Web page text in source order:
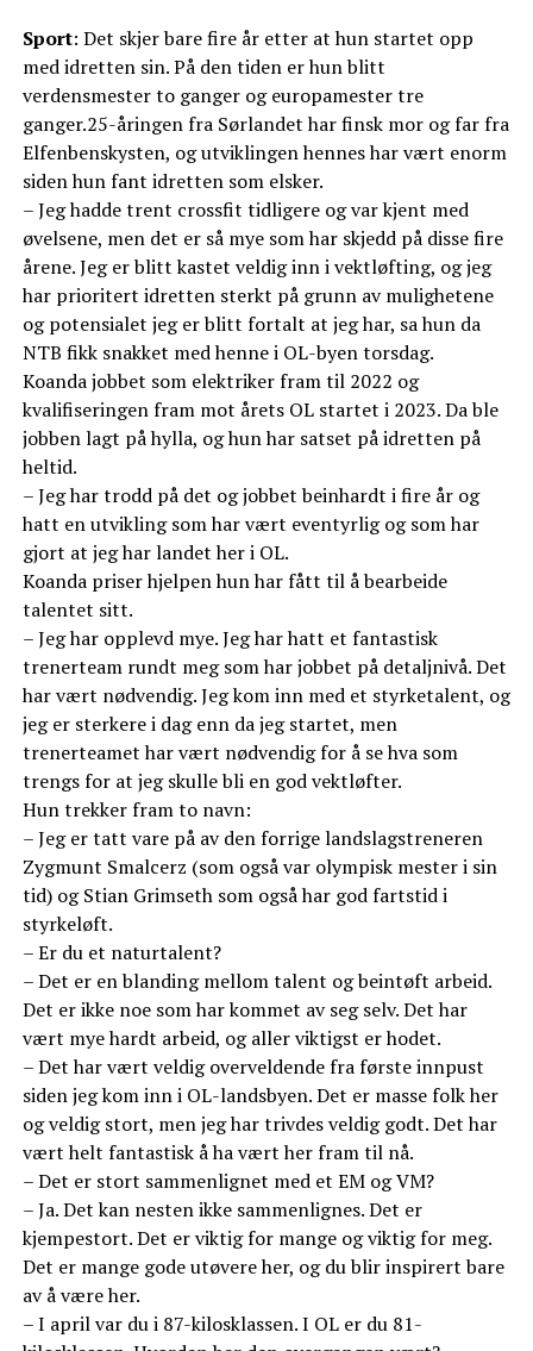
Sport: Det skjer bare fire år etter at hun startet opp
med idretten sin. På den tiden er hun blitt
verdensmester to ganger og europamester tre
ganger.25-åringen fra Sørlandet har finsk mor og far fra
Elfenbenskysten, og utviklingen hennes har vært enorm
siden hun fant idretten som elsker.
– Jeg hadde trent crossfit tidligere og var kjent med
øvelsene, men det er så mye som har skjedd på disse fire
årene. Jeg er blitt kastet veldig inn i vektløfting, og jeg
har prioritert idretten sterkt på grunn av mulighetene
og potensialet jeg er blitt fortalt at jeg har, sa hun da
NTB fikk snakket med henne i OL-byen torsdag.
Koanda jobbet som elektriker fram til 2022 og
kvalifiseringen fram mot årets OL startet i 2023. Da ble
jobben lagt på hylla, og hun har satset på idretten på
heltid.
– Jeg har trodd på det og jobbet beinhardt i fire år og
hatt en utvikling som har vært eventyrlig og som har
gjort at jeg har landet her i OL.
Koanda priser hjelpen hun har fått til å bearbeide
talentet sitt.
– Jeg har opplevd mye. Jeg har hatt et fantastisk
trenerteam rundt meg som har jobbet på detaljnivå. Det
har vært nødvendig. Jeg kom inn med et styrketalent, og
jeg er sterkere i dag enn da jeg startet, men
trenerteamet har vært nødvendig for å se hva som
trengs for at jeg skulle bli en god vektløfter.
Hun trekker fram to navn:
– Jeg er tatt vare på av den forrige landslagstreneren
Zygmunt Smalcerz (som også var olympisk mester i sin
tid) og Stian Grimseth som også har god fartstid i
styrkeløft.
– Er du et naturtalent?
– Det er en blanding mellom talent og beintøft arbeid.
Det er ikke noe som har kommet av seg selv. Det har
vært mye hardt arbeid, og aller viktigst er hodet.
– Det har vært veldig overveldende fra første innpust
siden jeg kom inn i OL-landsbyen. Det er masse folk her
og veldig stort, men jeg har trivdes veldig godt. Det har
vært helt fantastisk å ha vært her fram til nå.
– Det er stort sammenlignet med et EM og VM?
– Ja. Det kan nesten ikke sammenlignes. Det er
kjempestort. Det er viktig for mange og viktig for meg.
Det er mange gode utøvere her, og du blir inspirert bare
av å være her.
– I april var du i 87-kilosklassen. I OL er du 81-